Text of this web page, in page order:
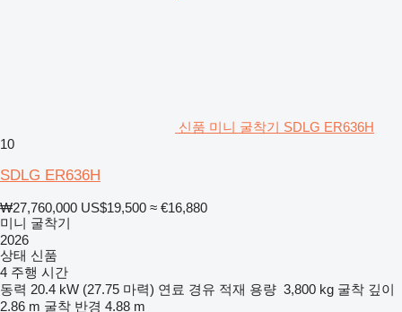
신품 미니 굴착기 SDLG ER636H
10
SDLG ER636H
₩27,760,000 US$19,500 ≈ €16,880
미니 굴착기
2026
상태 신품
4 주행 시간
동력 20.4 kW (27.75 마력) 연료 경유 적재 용량 3,800 kg 굴착 깊이
2.86 m 굴착 반경 4.88 m